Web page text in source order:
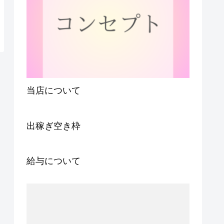
当店について
出稼ぎ空き枠
給与について